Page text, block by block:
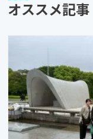
オススメ記事